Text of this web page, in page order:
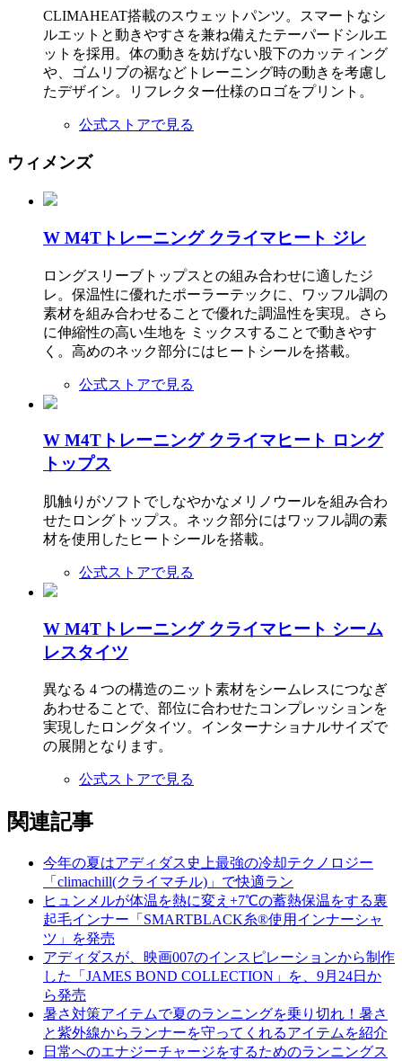
CLIMAHEAT搭載のスウェットパンツ。スマートなシ
ルエットと動きやすさを兼ね備えたテーパードシルエ
ットを採用。体の動きを妨げない股下のカッティング
や、ゴムリブの裾などトレーニング時の動きを考慮し
たデザイン。リフレクター仕様のロゴをプリント。
公式ストアで見る
ウィメンズ
W M4Tトレーニング クライマヒート ジレ
ロングスリーブトップスとの組み合わせに適したジ
レ。保温性に優れたポーラーテックに、ワッフル調の
素材を組み合わせることで優れた調温性を実現。さら
に伸縮性の高い生地を ミックスすることで動きやす
く。高めのネック部分にはヒートシールを搭載。
公式ストアで見る
W M4Tトレーニング クライマヒート ロング
トップス
肌触りがソフトでしなやかなメリノウールを組み合わ
せたロングトップス。ネック部分にはワッフル調の素
材を使用したヒートシールを搭載。
公式ストアで見る
W M4Tトレーニング クライマヒート シーム
レスタイツ
異なる 4 つの構造のニット素材をシームレスにつなぎ
あわせることで、部位に合わせたコンプレッションを
実現したロングタイツ。インターナショナルサイズで
の展開となります。
公式ストアで見る
関連記事
今年の夏はアディダス史上最強の冷却テクノロジー
「climachill(クライマチル)」で快適ラン
ヒュンメルが体温を熱に変え+7℃の蓄熱保温をする裏
起毛インナー「SMARTBLACK糸®使用インナーシャ
ツ」を発売
アディダスが、映画007のインスピレーションから制作
した「JAMES BOND COLLECTION」を、9月24日か
ら発売
暑さ対策アイテムで夏のランニングを乗り切れ！暑さ
と紫外線からランナーを守ってくれるアイテムを紹介
日常へのエナジーチャージをするためのランニングス